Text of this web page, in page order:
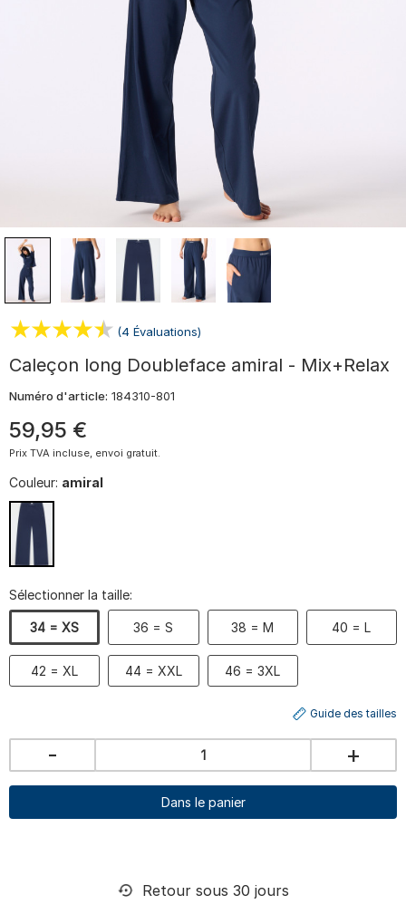
(4 Évaluations)
Caleçon long Doubleface amiral - Mix+Relax
Numéro d'article: 184310-801
59,95 €
Prix TVA incluse, envoi gratuit.
Couleur: amiral
Sélectionner la taille:
34 = XS 36 = S 38 = M 40 = L
42 = XL 44 = XXL 46 = 3XL
Guide des tailles
- +
Dans le panier
Retour sous 30 jours